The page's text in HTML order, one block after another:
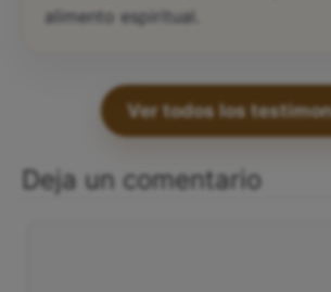
alimento espiritual.
Ver todos los
Deja un comentario